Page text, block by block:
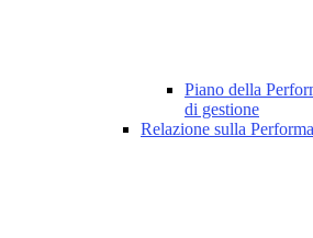
Piano della
di gestione
Relazione sulla